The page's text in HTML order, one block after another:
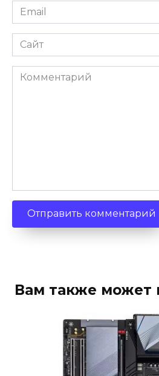
Email
Сайт
Комментарий
Вам также может